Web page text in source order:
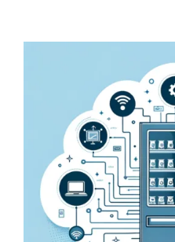
Optimización
Vending a través
Sistemas de